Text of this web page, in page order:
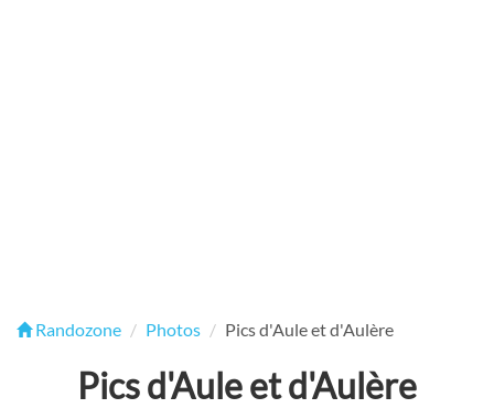
Randozone Photos Pics d'Aule et d'Aulère
Pics d'Aule et d'Aulère